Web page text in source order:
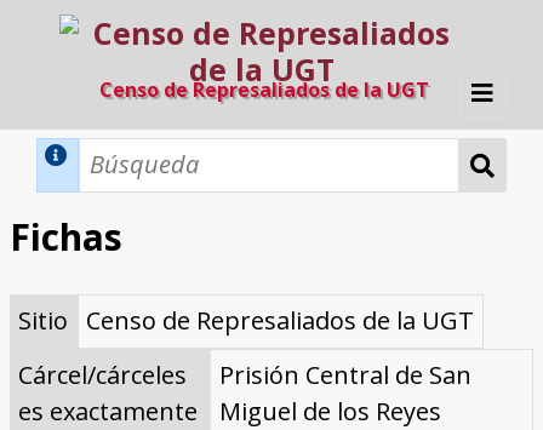
Censo de Represaliados de la UGT
Inicio
Directorio A-Z
Provincias de nacimiento
Profesión
Cárceles
Condenados a muerte
Condenados a muerte (con busca
dinámica)
Ejecutados
El proyecto
Razones y objetivos
El equipo
Colaboradores
Fuentes documentales
Fichas
Sitio
Censo de Represaliados de la UGT
Cárcel/cárceles
es exactamente
Prisión Central de San
Miguel de los Reyes